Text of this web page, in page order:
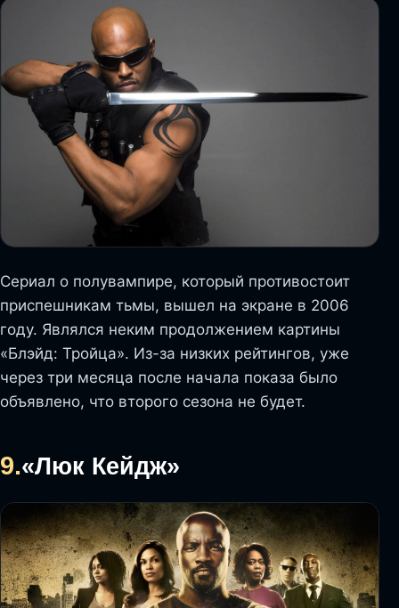
Сериал о полувампире, который противостоит
приспешникам тьмы, вышел на экране в 2006
году. Являлся неким продолжением картины
«Блэйд: Тройца». Из-за низких рейтингов, уже
через три месяца после начала показа было
объявлено, что второго сезона не будет.
9.«Люк Кейдж»